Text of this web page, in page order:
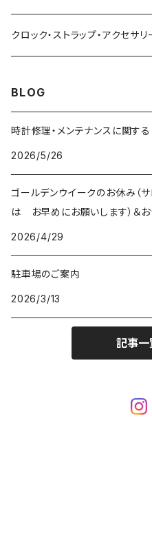
中仙道モデル
限定モデル
五十嵐威暢デザイン
手巻提げ SUPERIORE（スーペ
Ventuno pr-nc パワーリザーブノン
Ventuno ss スモールセコンド
Ventuno st ストレート
Ventuno fs
Ubud 機械式
自動巻デイデイト Ventuno dd
earth watch
OUTLET
定番クオーツ
masterpiece dd
Ubud クオーツ
eki watch
sapporo star watch
DUAL TIME 12+24
提げ時計
NURSE WATCH（ナースウオッチ）
TASCHETTA（タスケッタ）
PULSE WATCH（パルスウオッチ）
POCKET CHRONO（ポケットクロノ
Da Vinch（ダ・ヴィンチ）
SOMESレザー・シート革（20・
手巻・漆機械式・有田焼機械式用
arita ism ss・urushi ss（20mm）
マスターピース用（18ｍｍ）
eki ・starwatch37用（20mm）
クロック・ストラップ・アクセサ
BLOG
時計修理・メンテナンスに関す
2026/5/26
ゴールデンウイークのお休み（
は お早めにお願いします）＆お
2026/4/29
駐車場のご案内
2026/3/13
記事一